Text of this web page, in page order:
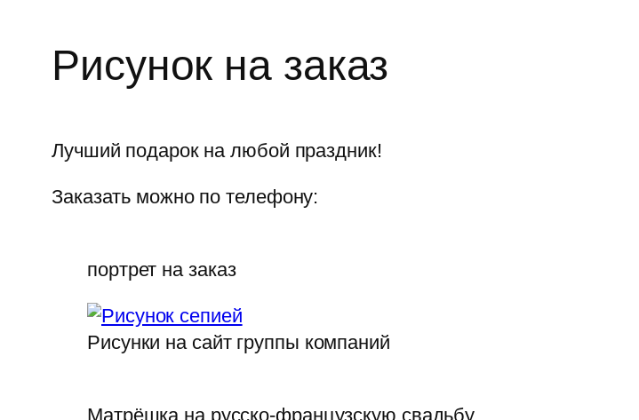
Рисунок на заказ
Лучший подарок на любой праздник!
Заказать можно по телефону:
портрет на заказ
Рисунки на сайт группы компаний
Матрёшка на русско-французскую свадьбу